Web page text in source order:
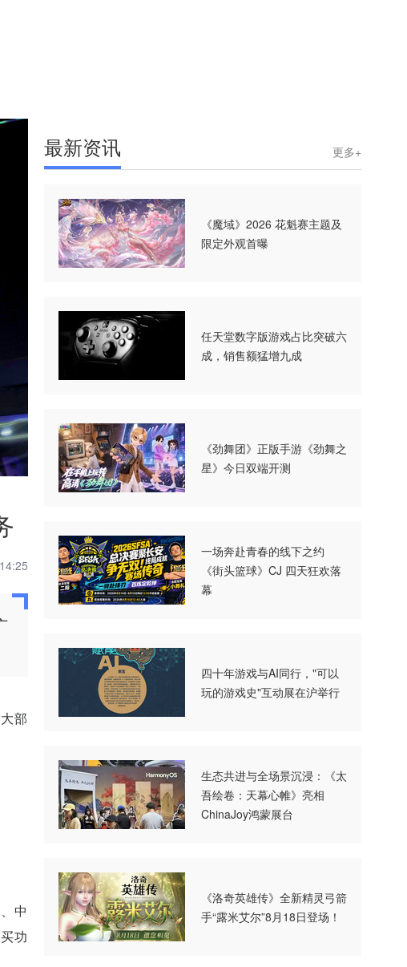
部
中
功
最新资讯 更多+
《魔域》2026 花魁赛主题及
限定外观首曝
任天堂数字版游戏占比突破六
成，销售额猛增九成
《劲舞团》正版手游《劲舞之
星》今日双端开测
一场奔赴青春的线下之约
《街头篮球》CJ 四天狂欢落
幕
四十年游戏与AI同行，"可以
玩的游戏史"互动展在沪举行
生态共进与全场景沉浸：《太
吾绘卷：天幕心帷》亮相
ChinaJoy鸿蒙展台
《洛奇英雄传》全新精灵弓箭
手“露米艾尔”8月18日登场！